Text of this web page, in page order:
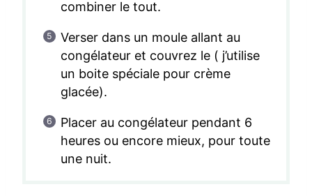
combiner le tout.
Verser dans un moule allant au
congélateur et couvrez le ( j’utilise
un boite spéciale pour crème
glacée).
Placer au congélateur pendant 6
heures ou encore mieux, pour toute
une nuit.